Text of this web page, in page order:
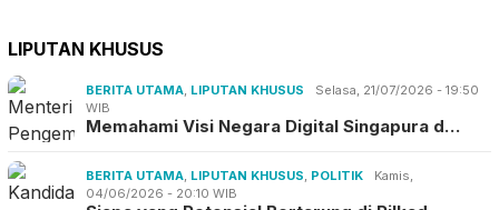
LIPUTAN KHUSUS
BERITA UTAMA LIPUTAN KHUSUS
Selasa, 21/07/2026 - 19:50
WIB
Memahami Visi Negara Digital Singapura d…
BERITA UTAMA LIPUTAN KHUSUS POLITIK
Kamis,
04/06/2026 - 20:10 WIB